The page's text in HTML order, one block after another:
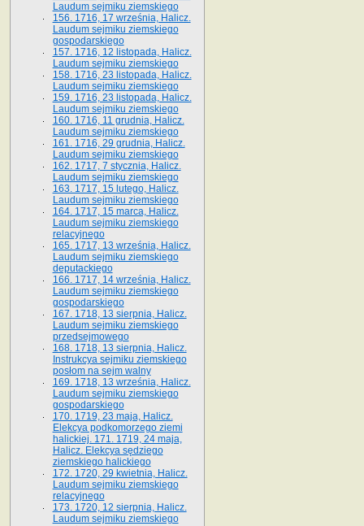
Laudum sejmiku ziemskiego
156. 1716, 17 września, Halicz.
Laudum sejmiku ziemskiego
gospodarskiego
157. 1716, 12 listopada, Halicz.
Laudum sejmiku ziemskiego
158. 1716, 23 listopada, Halicz.
Laudum sejmiku ziemskiego
159. 1716, 23 listopada, Halicz.
Laudum sejmiku ziemskiego
160. 1716, 11 grudnia, Halicz.
Laudum sejmiku ziemskiego
161. 1716, 29 grudnia, Halicz.
Laudum sejmiku ziemskiego
162. 1717, 7 stycznia, Halicz.
Laudum sejmiku ziemskiego
163. 1717, 15 lutego, Halicz.
Laudum sejmiku ziemskiego
164. 1717, 15 marca, Halicz.
Laudum sejmiku ziemskiego
relacyjnego
165. 1717, 13 września, Halicz.
Laudum sejmiku ziemskiego
deputackiego
166. 1717, 14 września, Halicz.
Laudum sejmiku ziemskiego
gospodarskiego
167. 1718, 13 sierpnia, Halicz.
Laudum sejmiku ziemskiego
przedsejmowego
168. 1718, 13 sierpnia, Halicz.
Instrukcya sejmiku ziemskiego
posłom na sejm walny
169. 1718, 13 września, Halicz.
Laudum sejmiku ziemskiego
gospodarskiego
170. 1719, 23 maja, Halicz.
Elekcya podkomorzego ziemi
halickiej. 171. 1719, 24 maja,
Halicz. Elekcya sędziego
ziemskiego halickiego
172. 1720, 29 kwietnia, Halicz.
Laudum sejmiku ziemskiego
relacyjnego
173. 1720, 12 sierpnia, Halicz.
Laudum sejmiku ziemskiego